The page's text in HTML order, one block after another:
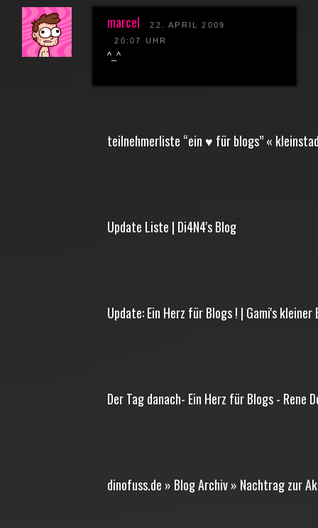
marcel
22. APRIL 2009
20:07 UHR
^_^
teilnehmerliste “ein ♥ für blogs” «
Update Liste | Di4N4's Blog
Update: Ein Herz für Blogs ! | Gami's kleiner
Der Tag danach- Ein Herz für Blogs - Rene
dinofuss.de » Blog Archiv » Nachtrag zur